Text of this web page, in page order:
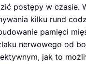
postępy w czasie.
kilku rund
pamięci
nerwowego od
jak to